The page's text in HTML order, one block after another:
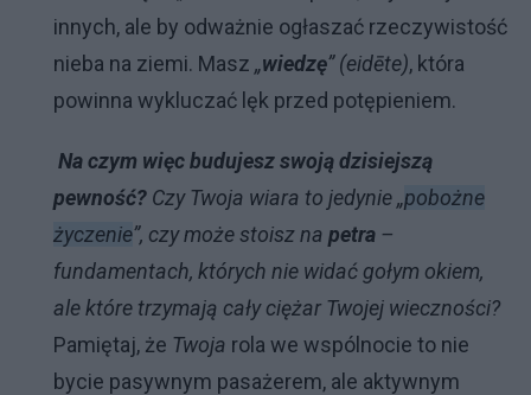
innych, ale by odważnie ogłaszać rzeczywistość
nieba na ziemi. Masz „wiedzę” (eidēte), która
powinna wykluczać lęk przed potępieniem.
Na czym więc budujesz swoją dzisiejszą
pewność? Czy Twoja wiara to jedynie „pobożne
życzenie”, czy może stoisz na petra –
fundamentach, których nie widać gołym okiem,
ale które trzymają cały ciężar Twojej wieczności?
Pamiętaj, że Twoja rola we wspólnocie to nie
bycie pasywnym pasażerem, ale aktywnym